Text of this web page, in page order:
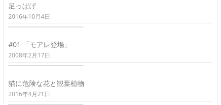
足っぱげ
2016年10月4日
#01 「モアレ登場」
2008年2月17日
猫に危険な花と観葉植物
2016年4月21日